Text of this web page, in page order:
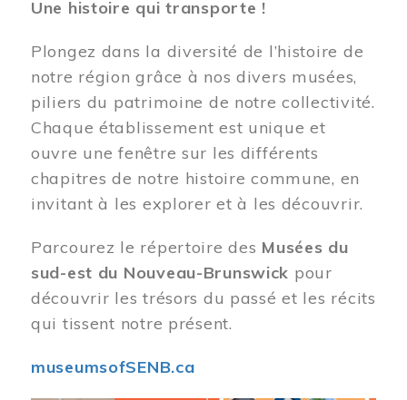
Une histoire qui transporte !
Plongez dans la diversité de l’histoire de
notre région grâce à nos divers musées,
piliers du patrimoine de notre collectivité.
Chaque établissement est unique et
ouvre une fenêtre sur les différents
chapitres de notre histoire commune, en
invitant à les explorer et à les découvrir.
Parcourez le répertoire des Musées du
sud-est du Nouveau-Brunswick pour
découvrir les trésors du passé et les récits
qui tissent notre présent.
museumsofSENB.ca